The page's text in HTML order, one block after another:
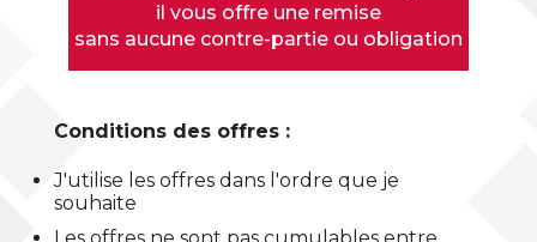
il vous offre une remise
sans aucune contre-partie ou obligation
Conditions des offres :
J'utilise les offres dans l'ordre que je
souhaite